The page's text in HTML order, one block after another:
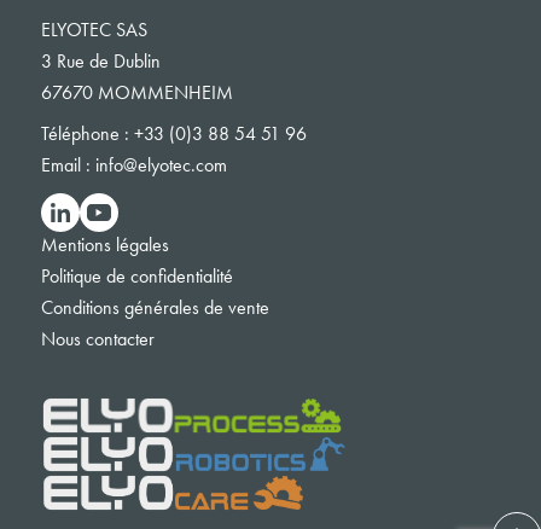
ELYOTEC SAS
3 Rue de Dublin
67670 MOMMENHEIM
Téléphone : +33 (0)3 88 54 51 96
Email : info@elyotec.com
Mentions légales
Politique de confidentialité
Conditions générales de vente
Nous contacter